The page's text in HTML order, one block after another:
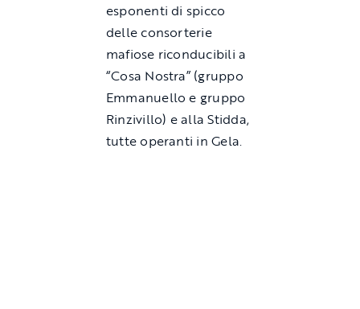
esponenti di spicco
delle consorterie
mafiose riconducibili a
“Cosa Nostra” (gruppo
Emmanuello e gruppo
Rinzivillo) e alla Stidda,
tutte operanti in Gela.